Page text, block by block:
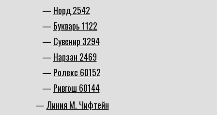
Норд 2542
Букварь 1122
Сувенир 3294
Нарзан 2469
Ролекс 60152
Ривгош 60144
Линия М. Чифтейн